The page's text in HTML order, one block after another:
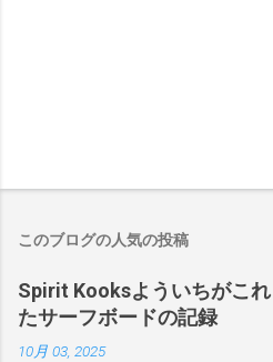
このブログの人気の投稿
Spirit Kooksよういちがこ
たサーフボードの記録
10月 03, 2025